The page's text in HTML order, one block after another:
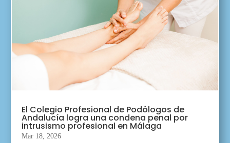
El Colegio Profesional de Podólogos de
Andalucía logra una condena penal por
intrusismo profesional en Málaga
Mar 18, 2026